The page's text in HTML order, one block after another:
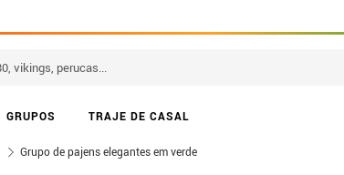
GRUPOS TRAJE DE CASAL
Grupo de pajens elegantes em verde